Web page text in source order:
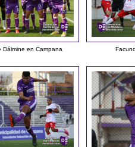
Dálmine en Campana